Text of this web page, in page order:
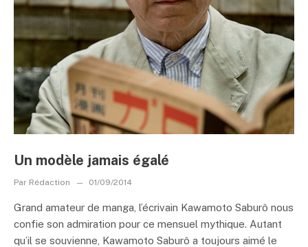
Un modèle jamais égalé
Par Rédaction 01/09/2014
Grand amateur de manga, l’écrivain Kawamoto Saburô nous
confie son admiration pour ce mensuel mythique. Autant
qu’il se souvienne, Kawamoto Saburô a toujours aimé le